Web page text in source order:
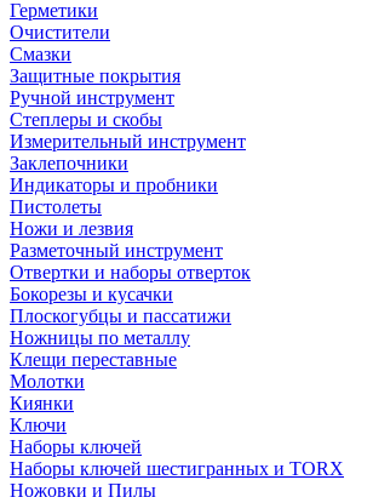
Герметики
Очистители
Смазки
Защитные покрытия
Ручной инструмент
Степлеры и скобы
Измерительный инструмент
Заклепочники
Индикаторы и пробники
Пистолеты
Ножи и лезвия
Разметочный инструмент
Отвертки и наборы отверток
Бокорезы и кусачки
Плоскогубцы и пассатижи
Ножницы по металлу
Клещи переставные
Молотки
Киянки
Ключи
Наборы ключей
Наборы ключей шестигранных и TORX
Ножовки и Пилы